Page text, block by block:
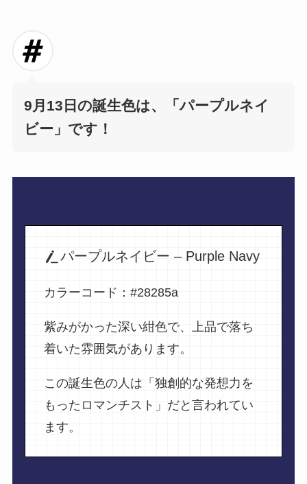
9月13日の誕生色は、
「パープルネイ
ビー」です！
パープルネイビー – Purple Navy
カラーコード：#28285a
紫みがかった深い紺色で、上品で落ち
着いた雰囲気があります。
この誕生色の人は「独創的な発想力を
もったロマンチスト」だと言われてい
ます。